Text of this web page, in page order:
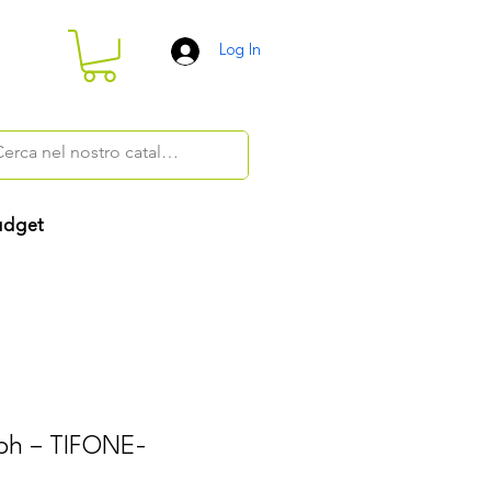
Log In
– TIFONE-